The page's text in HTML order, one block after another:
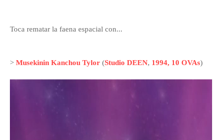
Toca rematar la faena espacial con...
> Musekinin Kanchou Tylor (Studio DEEN, 1994, 10 OVAs)